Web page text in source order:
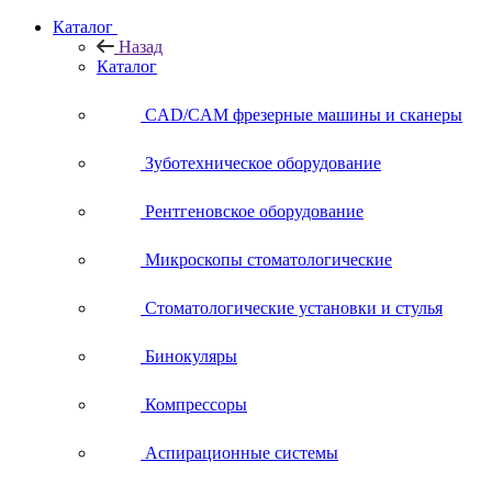
Каталог
Назад
Каталог
CAD/CAM фрезерные машины и сканеры
Зуботехническое оборудование
Рентгеновское оборудование
Микроскопы стоматологические
Стоматологические установки и стулья
Бинокуляры
Компрессоры
Аспирационные системы